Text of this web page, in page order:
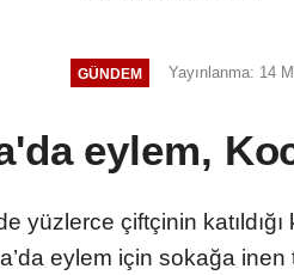
GÜNDEM Yayınlanma: 14
eylem,
yüzlerce çiftçinin
eylem için sokağa inen